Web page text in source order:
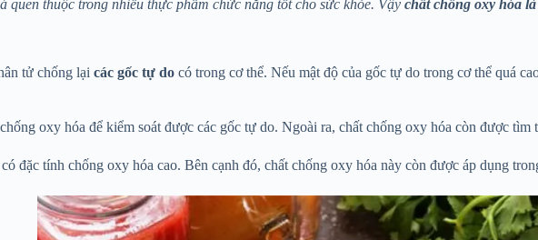
quen thuộc trong nhiều thực phẩm chức năng tốt cho sức khỏe. Vậy chất chống oxy hóa
tử chống lại các gốc tự do có trong cơ thể. Nếu mật độ của gốc tự do trong cơ thể quá
oxy hóa để kiểm soát được các gốc tự do. Ngoài ra, chất chống oxy hóa còn được tìm
đặc tính chống oxy hóa cao. Bên cạnh đó, chất chống oxy hóa này còn được áp dụng